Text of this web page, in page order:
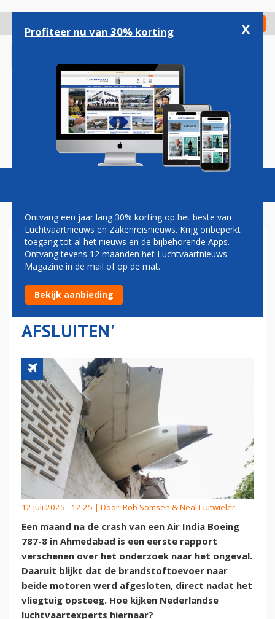
gaan
Check in
Magazine Podcasts Vacatures
NEDERLANDSE EXPERTS
OVER AIR INDIA-CRASH:
'BRANDSTOFTOEVOER KUN JE
NIET PER ONGELUK
AFSLUITEN'
12 juli 2025 - 12:25 | Door: Rob Somsen & Neal Luitwieler
Een maand na de crash van een Air India Boeing
787-8 in Ahmedabad is een eerste rapport
verschenen over het onderzoek naar het ongeval.
Daaruit blijkt dat de brandstoftoevoer naar
beide motoren werd afgesloten, direct nadat het
vliegtuig opsteeg. Hoe kijken Nederlandse
luchtvaartexperts hiernaar?
Profiteer nu van 30% korting x
Ontvang een jaar lang 30% korting op het beste van
Luchtvaartnieuws en Zakenreisnieuws. Krijg onbeperkt
toegang tot al het nieuws en de bijbehorende Apps.
Ontvang tevens 12 maanden het Luchtvaartnieuws
Magazine in de mail of op de mat.
Bekijk aanbieding